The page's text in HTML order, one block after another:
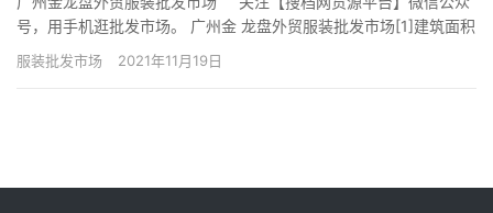
号，用手机逛批发市场。 广州金 龙盘外贸服装批发市场[1]建筑面积
约2万平方米，经营面积14944平方米.邻近广州火车站、省、市汽
车站，交通十分便利。入场经营户约540 家，是一家集外贸服装展
服装批发市场 2021年11月19日